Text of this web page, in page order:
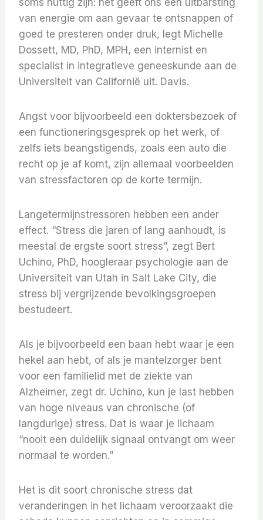
soms nuttig zijn: het geeft ons een uitbarsting
van energie om aan gevaar te ontsnappen of
goed te presteren onder druk, legt Michelle
Dossett, MD, PhD, MPH, een internist en
specialist in integratieve geneeskunde aan de
Universiteit van Californië uit. Davis.
Angst voor bijvoorbeeld een doktersbezoek of
een functioneringsgesprek op het werk, of
zelfs iets beangstigends, zoals een auto die
recht op je af komt, zijn allemaal voorbeelden
van stressfactoren op de korte termijn.
Langetermijnstressoren hebben een ander
effect. “Stress die jaren of lang aanhoudt, is
meestal de ergste soort stress”, zegt Bert
Uchino, PhD, hoogleraar psychologie aan de
Universiteit van Utah in Salt Lake City, die
stress bij vergrijzende bevolkingsgroepen
bestudeert.
Als je bijvoorbeeld een baan hebt waar je een
hekel aan hebt, of als je mantelzorger bent
voor een familielid met de ziekte van
Alzheimer, zegt dr. Uchino, kun je last hebben
van hoge niveaus van chronische (of
langdurige) stress. Dat is waar je lichaam
“nooit een duidelijk signaal ontvangt om weer
normaal te worden.”
Het is dit soort chronische stress dat
veranderingen in het lichaam veroorzaakt die